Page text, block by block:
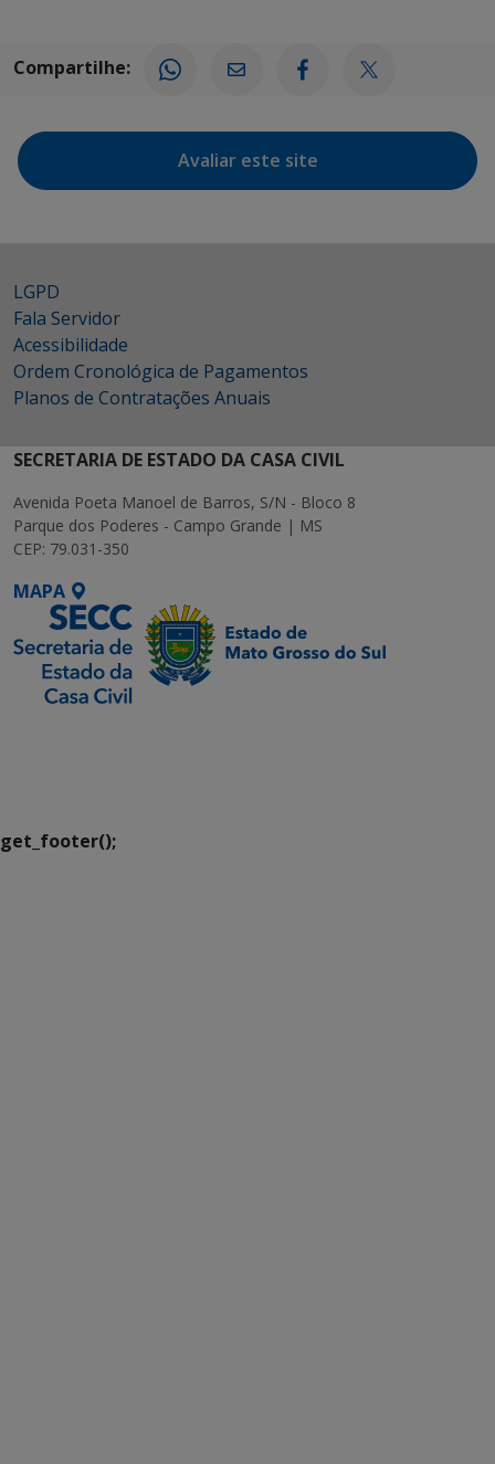
Compartilhe:
Avaliar este site
LGPD
Fala Servidor
Acessibilidade
Ordem Cronológica de Pagamentos
Planos de Contratações Anuais
SECRETARIA DE ESTADO DA CASA CIVIL
Avenida Poeta Manoel de Barros, S/N - Bloco 8
Parque dos Poderes - Campo Grande | MS
CEP: 79.031-350
MAPA
get_footer();